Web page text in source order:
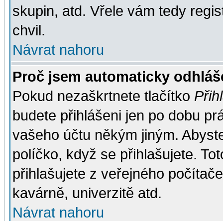
skupin, atd. Vřele vám tedy
chvil.
Návrat nahoru
Proč jsem automaticky
Pokud nezaškrtnete tlačítko
budete přihlášeni jen po dobu
vašeho účtu někým jiným.
políčko, když se přihlašujete.
přihlašujete z veřejného
kavárně, univerzitě atd.
Návrat nahoru